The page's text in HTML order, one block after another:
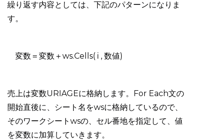
繰り返す内容としては、下記のパターンになりま
す。
変数＝変数＋ws.Cells( i , 数値)
売上は変数URIAGEに格納します。For Each文の
開始直後に、シート名をwsに格納しているので、
そのワークシートwsの、セル番地を指定して、値
を変数に加算していきます。